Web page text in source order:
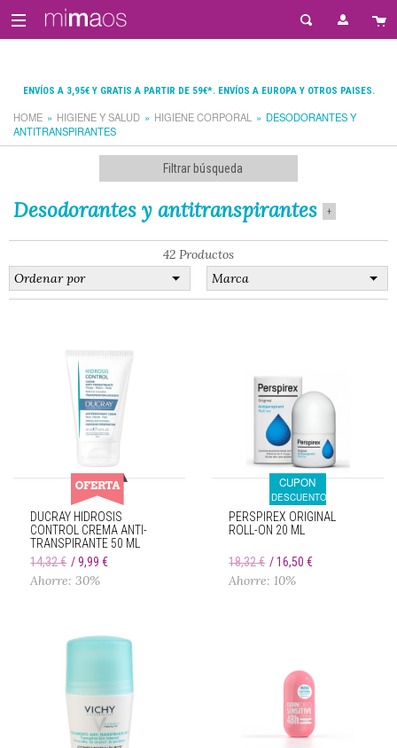
ENVÍOS A 3,95€ Y GRATIS A PARTIR DE 59€*. ENVÍOS A EUROPA Y OTROS PAISES.
HOME HIGIENE Y SALUD HIGIENE CORPORAL
DESODORANTES Y
ANTITRANSPIRANTES
Filtrar búsqueda
Desodorantes y antitranspirantes +
42 Productos
DUCRAY HIDROSIS
CONTROL CREMA ANTI-
TRANSPIRANTE 50 ML
14,32 €
9,99 €
Ahorre: 30%
CUPON
DESCUENTO
PERSPIREX ORIGINAL
ROLL-ON 20 ML
18,32 € 16,50 €
Ahorre: 10%